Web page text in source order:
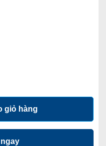
giỏ hàng
ngay